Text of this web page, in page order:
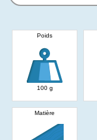
Poids
100 g
Matière